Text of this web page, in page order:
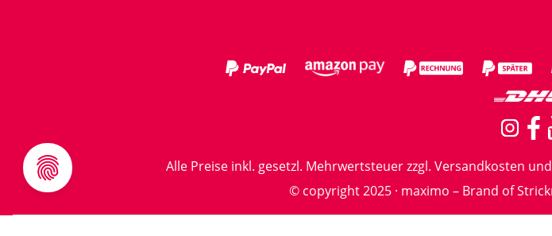
Alle Preise inkl. gesetzl. Mehrwertsteuer zzgl. Versandkosten
© copyright 2025 · maximo – Brand of